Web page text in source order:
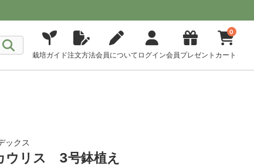
栽培ガイド注文方法会員について ログイン会員プレゼント
0
カート
ックス
ウリス 3号鉢植え